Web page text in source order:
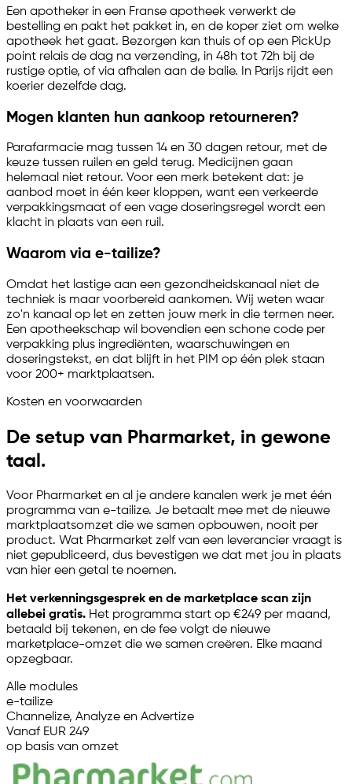
Een apotheker in een Franse apotheek verwerkt de
bestelling en pakt het pakket in, en de koper ziet om welke
apotheek het gaat. Bezorgen kan thuis of op een PickUp
point relais de dag na verzending, in 48h tot 72h bij de
rustige optie, of via afhalen aan de balie. In Parijs rijdt een
koerier dezelfde dag.
Mogen klanten hun aankoop retourneren?
Parafarmacie mag tussen 14 en 30 dagen retour, met de
keuze tussen ruilen en geld terug. Medicijnen gaan
helemaal niet retour. Voor een merk betekent dat: je
aanbod moet in één keer kloppen, want een verkeerde
verpakkingsmaat of een vage doseringsregel wordt een
klacht in plaats van een ruil.
Waarom via e-tailize?
Omdat het lastige aan een gezondheidskanaal niet de
techniek is maar voorbereid aankomen. Wij weten waar
zo'n kanaal op let en zetten jouw merk in die termen neer.
Een apotheekschap wil bovendien een schone code per
verpakking plus ingrediënten, waarschuwingen en
doseringstekst, en dat blijft in het PIM op één plek staan
voor 200+ marktplaatsen.
Kosten en voorwaarden
De setup van Pharmarket, in gewone
taal.
Voor Pharmarket en al je andere kanalen werk je met één
programma van e-tailize. Je betaalt mee met de nieuwe
marktplaatsomzet die we samen opbouwen, nooit per
product. Wat Pharmarket zelf van een leverancier vraagt is
niet gepubliceerd, dus bevestigen we dat met jou in plaats
van hier een getal te noemen.
Het verkenningsgesprek en de marketplace scan zijn
allebei gratis. Het programma start op €249 per maand,
betaald bij tekenen, en de fee volgt de nieuwe
marketplace-omzet die we samen creëren. Elke maand
opzegbaar.
Alle modules
e-tailize
Channelize, Analyze en Advertize
Vanaf EUR 249
op basis van omzet